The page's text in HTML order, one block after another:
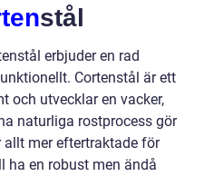
stål
erbjuder en rad
Cortenstål är ett
och utvecklar en vacker,
naturliga rostprocess gör
mer eftertraktade för
ha en robust men ändå